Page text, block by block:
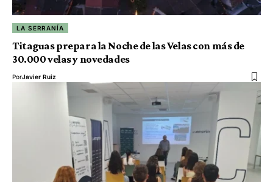
LA SERRANÍA
Titaguas prepara la Noche de las Velas con más de
30.000 velas y novedades
PorJavier Ruiz